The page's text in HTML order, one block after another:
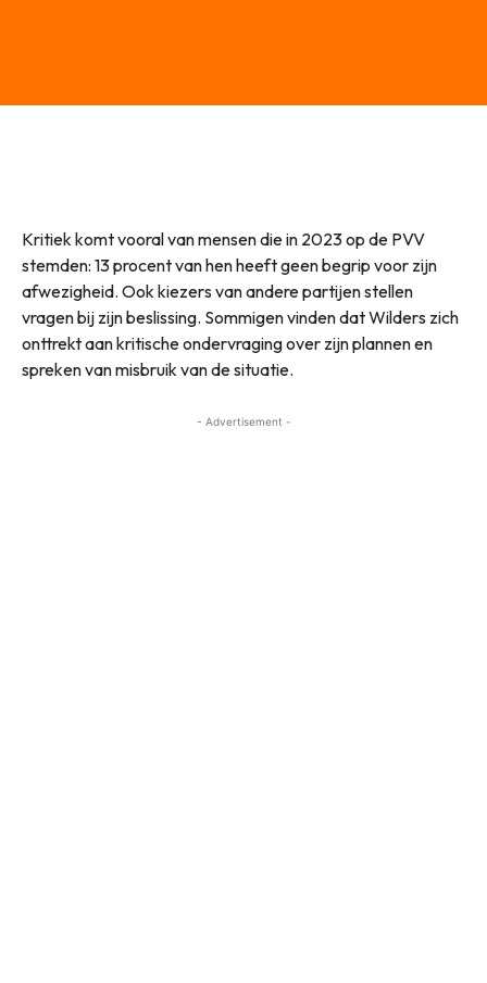
Kritiek komt vooral van mensen die in 2023 op de PVV
stemden: 13 procent van hen heeft geen begrip voor zijn
afwezigheid. Ook kiezers van andere partijen stellen
vragen bij zijn beslissing. Sommigen vinden dat Wilders zich
onttrekt aan kritische ondervraging over zijn plannen en
spreken van misbruik van de situatie.
- Advertisement -